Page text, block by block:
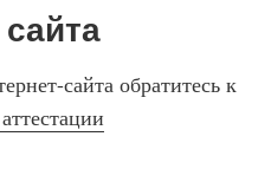
сайта обратитесь к